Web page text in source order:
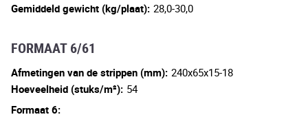
Gemiddeld gewicht (kg/plaat): 28,0-30,0
FORMAAT 6/61
Afmetingen van de strippen (mm): 240x65x15-18
Hoeveelheid (stuks/m²): 54
Formaat 6: